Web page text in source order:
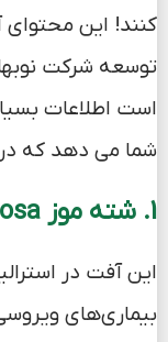
کنند! این
توسعه شرکت
شما می دهد که در
1. شته موز Pentalonia nigronervosa
این آفت در
بیماری‌های